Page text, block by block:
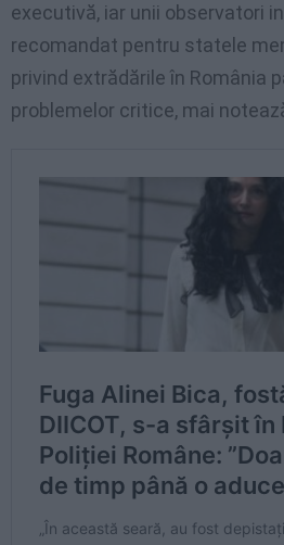
executivă, iar unii observatori
recomandat pentru statele
privind extrădările în România
problemelor critice, mai